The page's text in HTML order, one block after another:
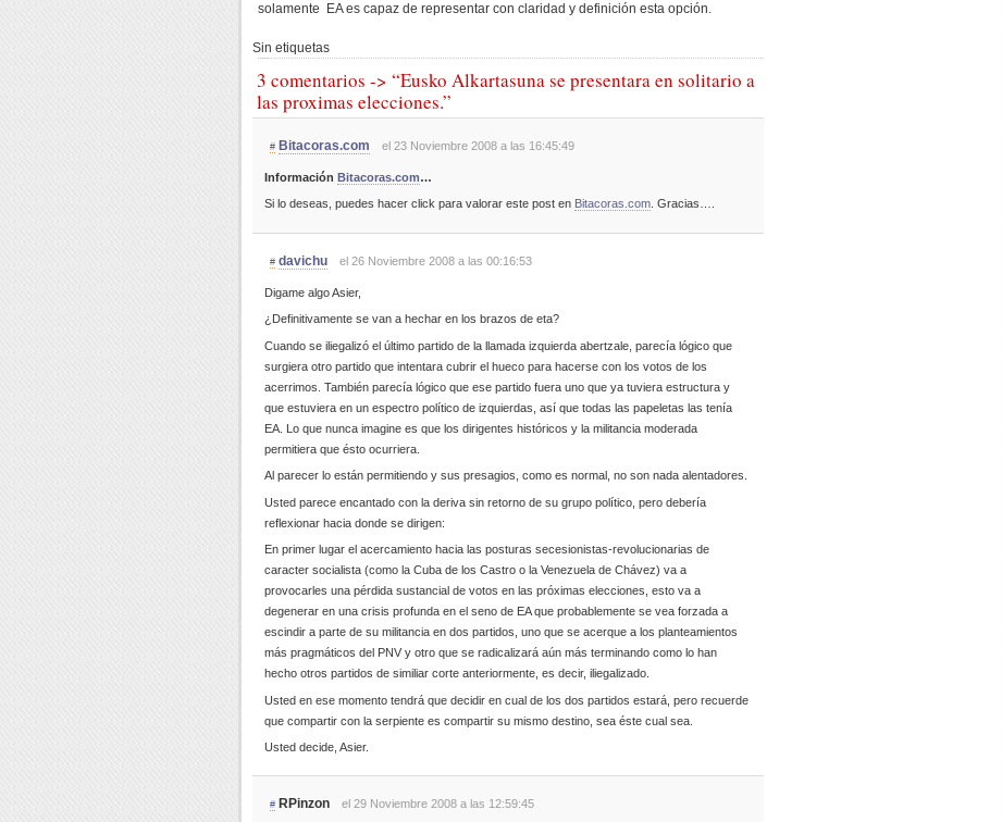
solamente EA es capaz de representar con claridad y definición esta opción.
Sin etiquetas
3 comentarios -> “Eusko Alkartasuna se presentara en solitario a
las proximas elecciones.”
# Bitacoras.com el 23 Noviembre 2008 a las 16:45:49
Información Bitacoras.com…
Si lo deseas, puedes hacer click para valorar este post en Bitacoras.com. Gracias….
# davichu el 26 Noviembre 2008 a las 00:16:53
Digame algo Asier,
¿Definitivamente se van a hechar en los brazos de eta?
Cuando se iliegalizó el último partido de la llamada izquierda abertzale, parecía lógico que
surgiera otro partido que intentara cubrir el hueco para hacerse con los votos de los
acerrimos. También parecía lógico que ese partido fuera uno que ya tuviera estructura y
que estuviera en un espectro político de izquierdas, así que todas las papeletas las tenía
EA. Lo que nunca imagine es que los dirigentes históricos y la militancia moderada
permitiera que ésto ocurriera.
Al parecer lo están permitiendo y sus presagios, como es normal, no son nada alentadores.
Usted parece encantado con la deriva sin retorno de su grupo político, pero debería
reflexionar hacia donde se dirigen:
En primer lugar el acercamiento hacia las posturas secesionistas-revolucionarias de
caracter socialista (como la Cuba de los Castro o la Venezuela de Chávez) va a
provocarles una pérdida sustancial de votos en las próximas elecciones, esto va a
degenerar en una crisis profunda en el seno de EA que probablemente se vea forzada a
escindir a parte de su militancia en dos partidos, uno que se acerque a los planteamientos
más pragmáticos del PNV y otro que se radicalizará aún más terminando como lo han
hecho otros partidos de similiar corte anteriormente, es decir, iliegalizado.
Usted en ese momento tendrá que decidir en cual de los dos partidos estará, pero recuerde
que compartir con la serpiente es compartir su mismo destino, sea éste cual sea.
Usted decide, Asier.
# RPinzon el 29 Noviembre 2008 a las 12:59:45